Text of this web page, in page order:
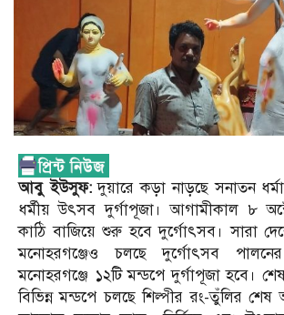
আবু ইউসুফ:দুয়ারে কড়া নাড়ছে সনাতন
ধর্মীয় উৎসব দুর্গাপূজা। আগামীকাল ৮
কাঠি বাজিয়ে শুরু হবে দুর্গোৎসব। সারা
মনোহরগঞ্জেও চলছে দুর্গোৎসব
মনোহরগঞ্জে ১২টি মন্ডপে দুর্গাপূজা হবে।
বিভিন্ন মন্ডপে চলছে শিল্পীর রং-তুঁলির